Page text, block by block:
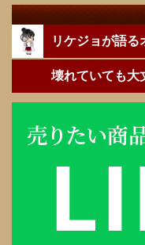
リケジョが語る
壊れていても大